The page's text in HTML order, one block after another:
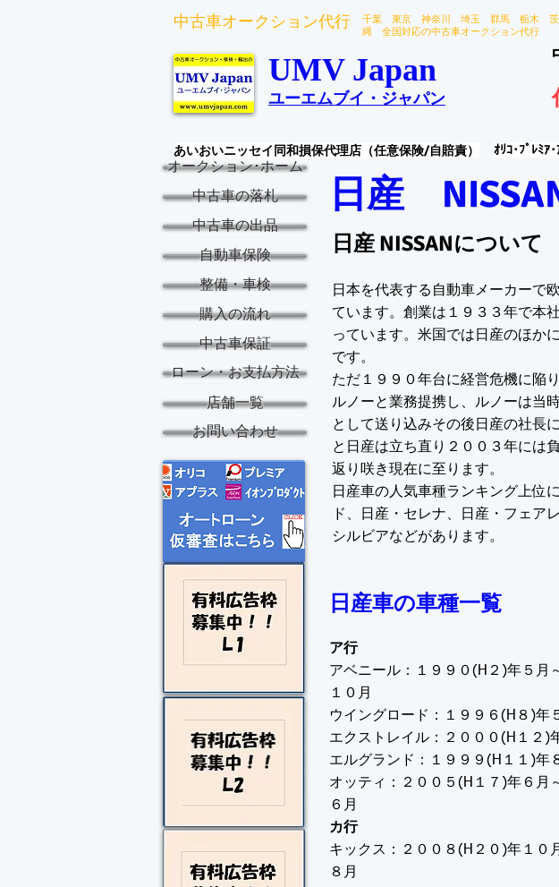
中古車オークション代行
千葉 東京 神奈川 埼玉 群馬 栃木
縄 全国対応の中古車オークション代行
UMV Japan
ユーエムブイ・ジャパン
あいおいニッセイ同和損保代理店（任意保険/自賠責）
ｵﾘｺ･ﾌﾟﾚﾐｱ
日産
日産 NISSANについて
日本を代表する自動車メーカーで
ています。創業は１９３３年で本
っています。米国では日産のほか
です。
ただ１９９０年台に経営危機に陥
ルノーと業務提携し、ルノーは当
として送り込みその後日産の社長
と日産は立ち直り２００３年には
返り咲き現在に至ります。
日産車の人気車種ランキング上位
ド、日産・セレナ、日産・フェア
シルビアなどがあります。
日産車の車種一覧
ア行
アベニール：１９９０(H２)年５月
１０月
ウイングロード：１９９６(H８)年
エクストレイル：２０００(H１２)
エルグランド：１９９９(H１１)年
オッティ：２００５(H１７)年６月
６月
カ行
キックス：２００８(H２０)年１０
８月
オークション･ホーム
中古車の落札
中古車の出品
自動車保険
整備・車検
購入の流れ
中古車保証
ローン・お支払方法
店舗一覧
お問い合わせ